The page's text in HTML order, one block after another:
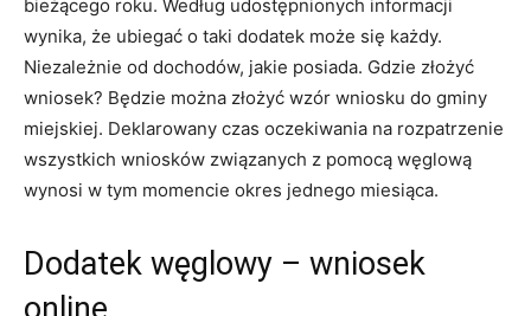
bieżącego roku. Według udostępnionych informacji
wynika, że ubiegać o taki dodatek może się każdy.
Niezależnie od dochodów, jakie posiada. Gdzie złożyć
wniosek? Będzie można złożyć wzór wniosku do gminy
miejskiej. Deklarowany czas oczekiwania na rozpatrzenie
wszystkich wniosków związanych z pomocą węglową
wynosi w tym momencie okres jednego miesiąca.
Dodatek węglowy – wniosek